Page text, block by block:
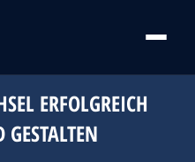
ERFOLGREICH